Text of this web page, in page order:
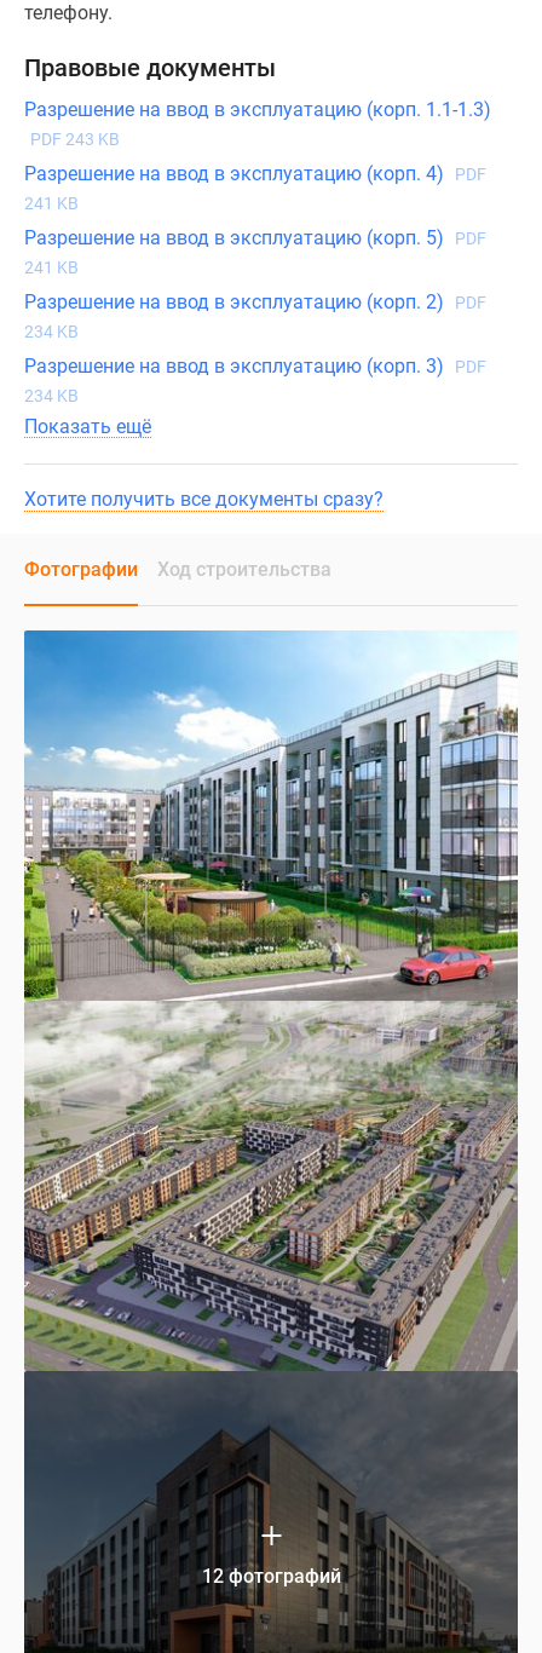
телефону.
Правовые документы
Разрешение на ввод в эксплуатацию (корп. 1.1-1.3)
PDF 243 KB
Разрешение на ввод в эксплуатацию (корп. 4)
PDF
241 KB
Разрешение на ввод в эксплуатацию (корп. 5)
PDF
241 KB
Разрешение на ввод в эксплуатацию (корп. 2)
PDF
234 KB
Разрешение на ввод в эксплуатацию (корп. 3)
PDF
234 KB
Показать ещё
Хотите получить все документы сразу?
Фотографии Ход строительства
12 фотографий